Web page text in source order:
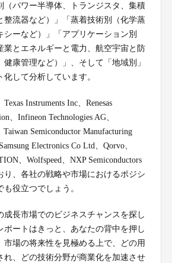
（パワー半導体、トランジスタ、集積
整流器など）」「蒸着技術別（化学蒸
シーなど）」「アプリケーション別
業とエネルギーと電力、航空宇宙と防
康管理など）」、そして「地域別」
して分析しています。
Instruments Inc、Renesas
、Infineon Technologies AG、
Taiwan Semiconductor Manufacturing
Electronics Co Ltd、Qorvo、
、Wolfspeed、NXP Semiconductors
り、各社の戦略や市場におけるポジシ
役立つでしょう。
成長市場でのビジネスチャンスを探し
ポートはきっと、あなたの背中を押し
市場の将来性を見極める上で、どの用
れ、どの技術分野が商業化を加速させ